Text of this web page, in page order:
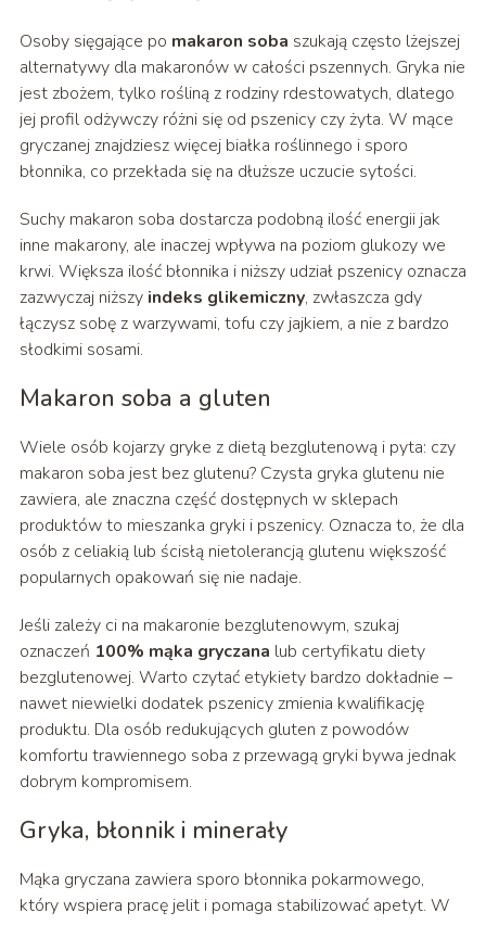
Osoby sięgające po makaron soba szukają często lżejszej
alternatywy dla makaronów w całości pszennych. Gryka nie
jest zbożem, tylko rośliną z rodziny rdestowatych, dlatego
jej profil odżywczy różni się od pszenicy czy żyta. W mące
gryczanej znajdziesz więcej białka roślinnego i sporo
błonnika, co przekłada się na dłuższe uczucie sytości.
Suchy makaron soba dostarcza podobną ilość energii jak
inne makarony, ale inaczej wpływa na poziom glukozy we
krwi. Większa ilość błonnika i niższy udział pszenicy oznacza
zazwyczaj niższy indeks glikemiczny, zwłaszcza gdy
łączysz sobę z warzywami, tofu czy jajkiem, a nie z bardzo
słodkimi sosami.
Makaron soba a gluten
Wiele osób kojarzy gryke z dietą bezglutenową i pyta: czy
makaron soba jest bez glutenu? Czysta gryka glutenu nie
zawiera, ale znaczna część dostępnych w sklepach
produktów to mieszanka gryki i pszenicy. Oznacza to, że dla
osób z celiakią lub ścisłą nietolerancją glutenu większość
popularnych opakowań się nie nadaje.
Jeśli zależy ci na makaronie bezglutenowym, szukaj
oznaczeń 100% mąka gryczana lub certyfikatu diety
bezglutenowej. Warto czytać etykiety bardzo dokładnie –
nawet niewielki dodatek pszenicy zmienia kwalifikację
produktu. Dla osób redukujących gluten z powodów
komfortu trawiennego soba z przewagą gryki bywa jednak
dobrym kompromisem.
Gryka, błonnik i minerały
Mąka gryczana zawiera sporo błonnika pokarmowego,
który wspiera pracę jelit i pomaga stabilizować apetyt. W